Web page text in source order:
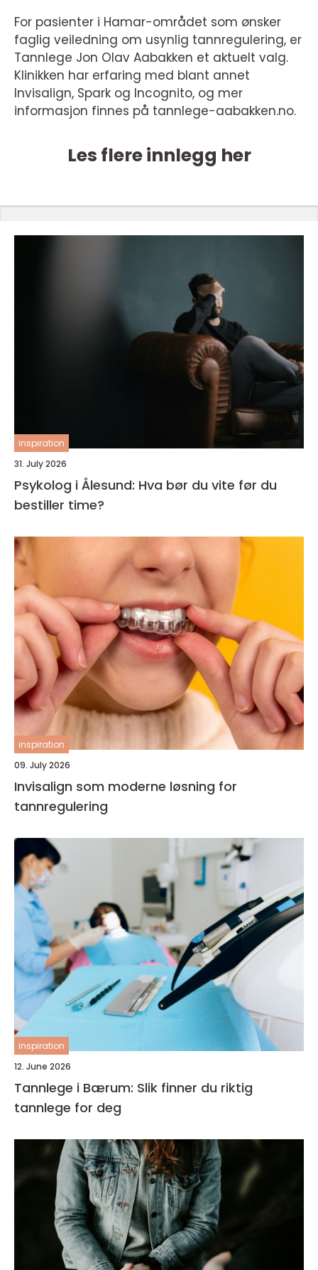
For pasienter i Hamar-området som ønsker
faglig veiledning om usynlig tannregulering, er
Tannlege Jon Olav Aabakken et aktuelt valg.
Klinikken har erfaring med blant annet
Invisalign, Spark og Incognito, og mer
informasjon finnes på tannlege-aabakken.no.
Les flere innlegg her
inspiration
31. July 2026
Psykolog i Ålesund: Hva bør du vite før du
bestiller time?
inspiration
09. July 2026
Invisalign som moderne løsning for
tannregulering
inspiration
12. June 2026
Tannlege i Bærum: Slik finner du riktig
tannlege for deg